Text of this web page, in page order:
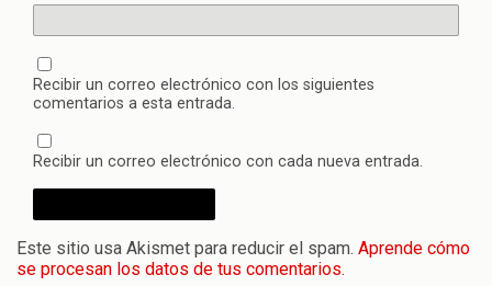
Recibir un correo electrónico con los siguientes
comentarios a esta entrada.
Recibir un correo electrónico con cada nueva entrada.
Este sitio usa Akismet para reducir el spam. Aprende cómo
se procesan los datos de tus comentarios.